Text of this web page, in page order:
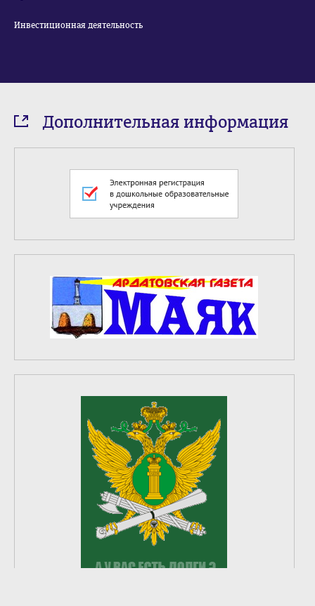
Инвестиционная деятельность
Дополнительная информация